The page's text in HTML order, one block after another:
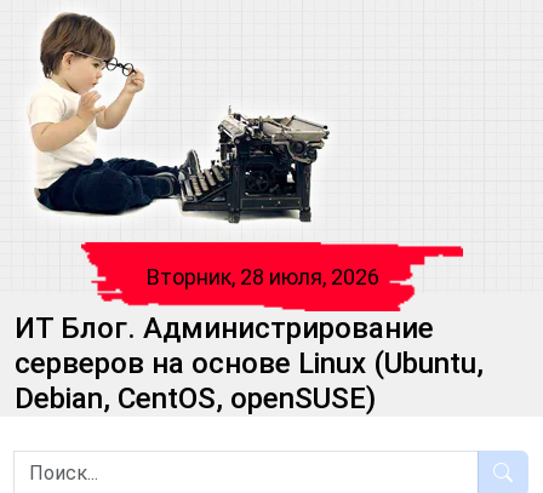
Вторник, 28 июля, 2026
ИТ Блог. Администрирование
серверов на основе Linux (Ubuntu,
Debian, CentOS, openSUSE)